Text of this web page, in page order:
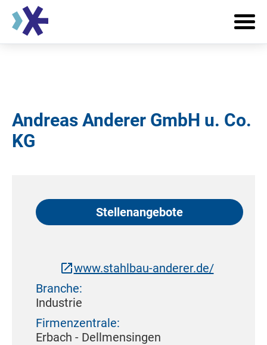
Andreas Anderer GmbH u. Co.
KG
Stellenangebote
www.stahlbau-anderer.de/
Branche:
Industrie
Firmenzentrale:
Erbach - Dellmensingen